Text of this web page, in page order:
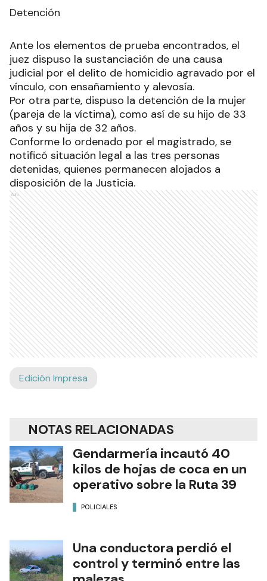
Detención
Ante los elementos de prueba encontrados, el
juez dispuso la sustanciación de una causa
judicial por el delito de homicidio agravado por el
vínculo, con ensañamiento y alevosía.
Por otra parte, dispuso la detención de la mujer
(pareja de la víctima), como así de su hijo de 33
años y su hija de 32 años.
Conforme lo ordenado por el magistrado, se
notificó situación legal a las tres personas
detenidas, quienes permanecen alojados a
disposición de la Justicia.
Ads
Edición Impresa
NOTAS RELACIONADAS
Gendarmería incautó 40
kilos de hojas de coca en un
operativo sobre la Ruta 39
POLICIALES
Una conductora perdió el
control y terminó entre las